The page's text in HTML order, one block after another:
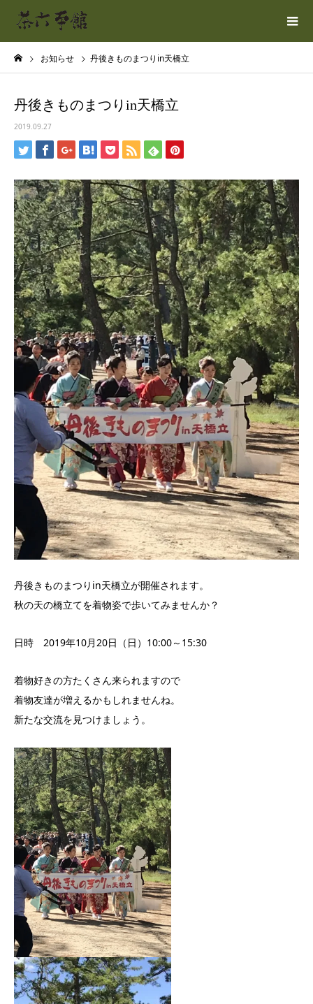
お知らせ 丹後きものまつりin天橋立
丹後きものまつりin天橋立
2019.09.27
丹後きものまつりin天橋立が開催されます。
秋の天の橋立てを着物姿で歩いてみませんか？
日時 2019年10月20日（日）10:00～15:30
着物好きの方たくさん来られますので
着物友達が増えるかもしれませんね。
新たな交流を見つけましょう。